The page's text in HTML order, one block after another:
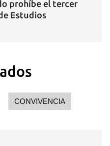
primero has de
prohíbe el tercer
Estudios
CONVIVENCIA